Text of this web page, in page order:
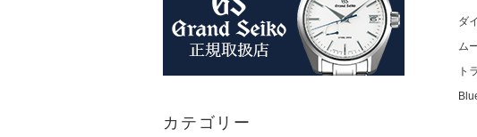
ダ
ム
ト
カテゴリー